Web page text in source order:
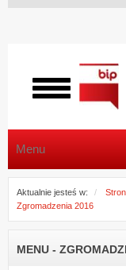
Włącz
menu
Menu
Aktualnie jesteś w:
Zgromadzenia 2016
MENU -